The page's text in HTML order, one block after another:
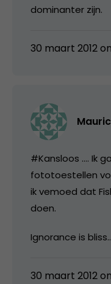
dominanter zijn.
30 maart 2012
#Kansloos …. Ik
fototoestellen
ik vemoed dat
doen.
Ignorance is
30 maart 2012